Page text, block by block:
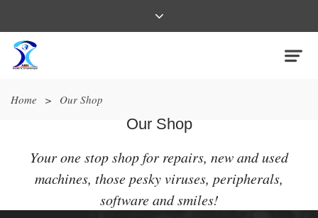
Home > Our Shop
Our Shop
Your one stop shop for repairs, new and used
machines, those pesky viruses, peripherals,
software and smiles!